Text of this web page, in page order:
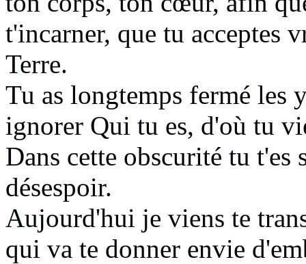
t'incarner, que tu acceptes
Terre.
Tu as longtemps fermé les
ignorer Qui tu es, d'où tu
Dans cette obscurité tu t'es
désespoir.
Aujourd'hui je viens te
qui va te donner envie